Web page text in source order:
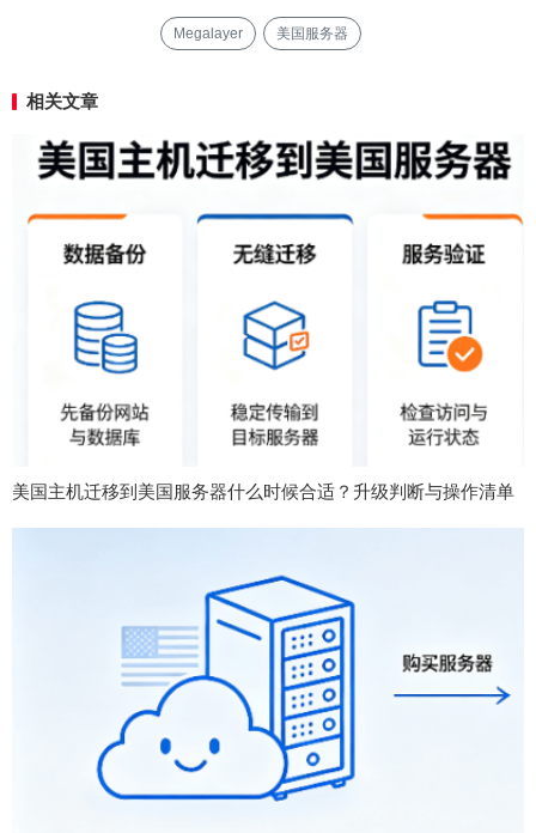
Megalayer 美国服务器
相关文章
美国主机迁移到美国服务器什么时候合适？升级判断与操作清单